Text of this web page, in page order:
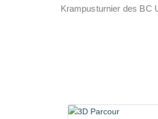
Krampusturnier des BC